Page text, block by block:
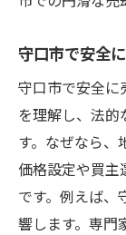
守口市で安全
守口市で安全に
を理解し、法
す。なぜなら、
価格設定や買主
です。例えば、
響します。専門